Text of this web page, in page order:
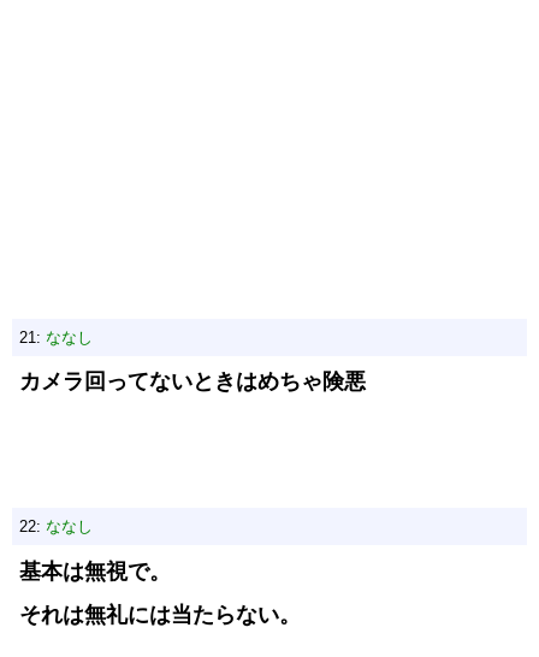
21: ななし
カメラ回ってないときはめちゃ険悪
22: ななし
基本は無視で。
それは無礼には当たらない。